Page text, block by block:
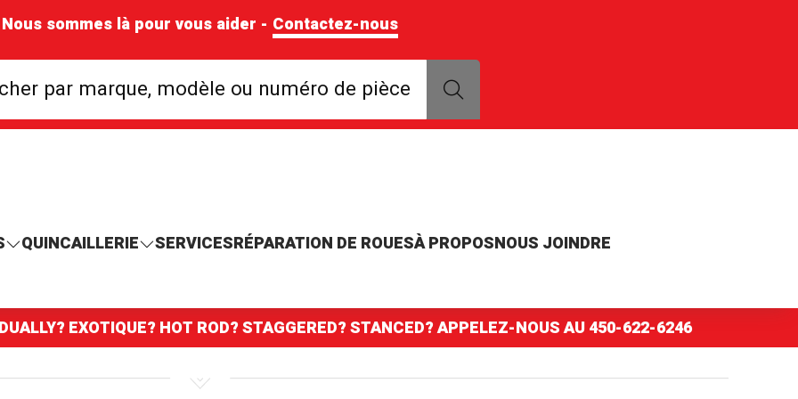
Nous sommes là pour vous aider - Contactez-nous
par marque, modèle ou numéro de pièce
Rechercher par marque, modèle ou numéro de pièce
QUINCAILLERIE SERVICESRÉPARATION DE ROUESÀ PROPOSNOUS JOINDRE
EXOTIQUE? HOT ROD? STAGGERED? STANCED? APPELEZ-NOUS AU450-622-6246